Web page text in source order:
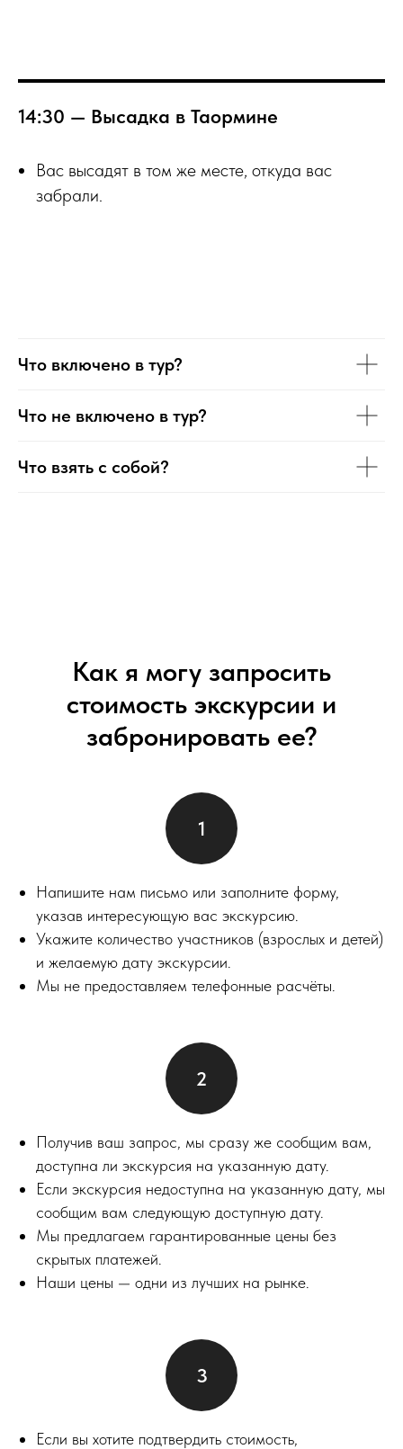
14:30 — Высадка в Таормине
Вас высадят в том же месте, откуда вас
забрали.
Что включено в тур?
Что не включено в тур?
Что взять с собой?
Как я могу запросить
стоимость экскурсии и
забронировать ее?
Напишите нам письмо или заполните форму,
указав интересующую вас экскурсию.
Укажите количество участников (взрослых и детей)
и желаемую дату экскурсии.
Мы не предоставляем телефонные расчёты.
Получив ваш запрос, мы сразу же сообщим вам,
доступна ли экскурсия на указанную дату.
Если экскурсия недоступна на указанную дату, мы
сообщим вам следующую доступную дату.
Мы предлагаем гарантированные цены без
скрытых платежей.
Наши цены — одни из лучших на рынке.
Если вы хотите подтвердить стоимость,